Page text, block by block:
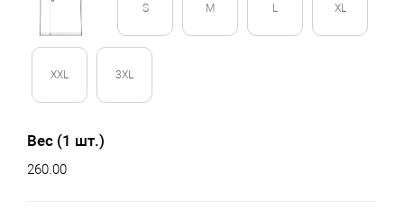
S M L XL
XXL 3XL
Вес (1 шт.)
260.00